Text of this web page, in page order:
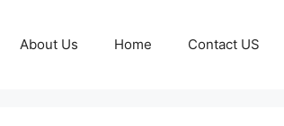
About Us Home Contact US